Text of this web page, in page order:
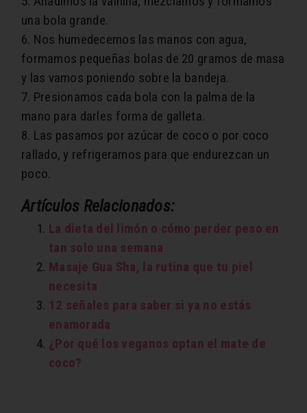
una bola grande.
6. Nos humedecemos las manos con agua,
formamos pequeñas bolas de 20 gramos de masa
y las vamos poniendo sobre la bandeja.
7. Presionamos cada bola con la palma de la
mano para darles forma de galleta.
8. Las pasamos por azúcar de coco o por coco
rallado, y refrigeramos para que endurezcan un
poco.
Artículos Relacionados:
La dieta del limón o cómo perder peso en
tan solo una semana
Masaje Gua Sha, la rutina que tu piel
necesita
12 señales para saber si ya no estás
enamorada
¿Por qué los veganos optan el mate de
coco?